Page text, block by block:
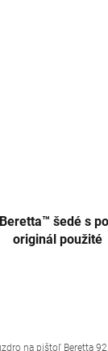
šedé s
originál použité
na pištoľ Beretta